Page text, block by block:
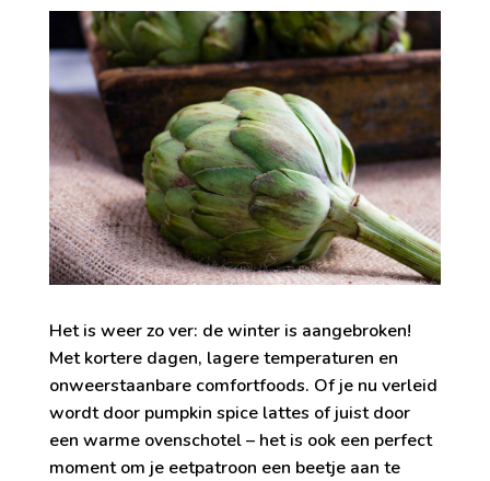
Het is weer zo ver: de winter is aangebroken!
Met kortere dagen, lagere temperaturen en
onweerstaanbare comfortfoods. Of je nu verleid
wordt door pumpkin spice lattes of juist door
een warme ovenschotel – het is ook een perfect
moment om je eetpatroon een beetje aan te